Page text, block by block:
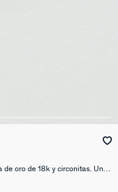
de oro de 18k y circonitas. Una
y dar el toque de brillo